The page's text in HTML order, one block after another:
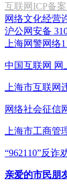
互联网ICP备案
网络文化经营
沪公网安备
上海网警网络
中国互联网 网
上海市互联网
网络社会征信
上海市工商管
“962110”反诈
亲爱的市民朋